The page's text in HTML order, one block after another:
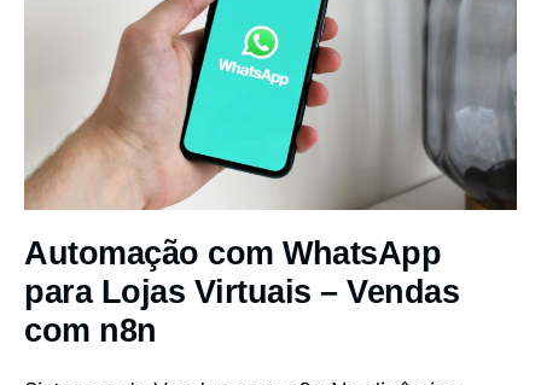
Automação com WhatsApp
para Lojas Virtuais – Vendas
com n8n